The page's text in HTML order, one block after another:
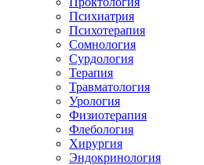
Психиатрия
Психотерапия
Сомнология
Сурдология
Терапия
Травматология
Урология
Физиотерапия
Флебология
Хирургия
Эндокринология